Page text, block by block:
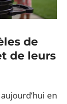
de
de leurs
en